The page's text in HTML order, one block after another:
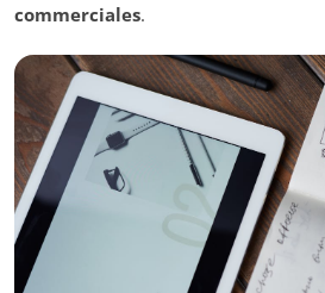
commerciales.